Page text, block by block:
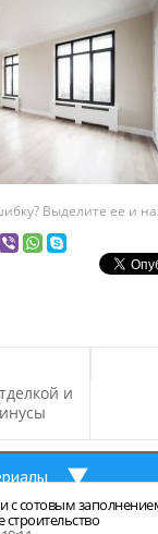
Выделите ее и
и
сотовым